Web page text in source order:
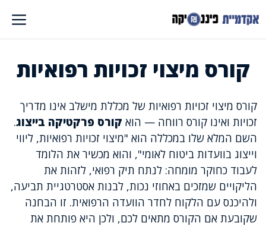
לתוכן
קורס מיצוי זכויות רפואיות
קורס מיצוי זכויות רפואיות של מכללת מישלב אינו מדריך
זכויות ואינו קורס רווחה — הוא קורס פרקטיקה בייצוג.
השם המלא שלו במכללה הוא "מיצוי זכויות רפואיות, ליווי
וייצוג בוועדות ביטוח לאומי", והוא מכשיר את הלומד
לעבוד כחוקר מומחה: לנתח תיק רפואי, לזהות את
הליקויים שמזכים באחוזי נכות, לבנות אסטרטגיית תביעה,
ולהיכנס עם הלקוח לחדר הוועדה הרפואית. זו הבחנה
שקובעת אם הקורס מתאים לכם, ולכן היא פותחת את